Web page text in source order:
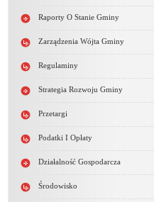
Raporty O Stanie Gminy
Zarządzenia Wójta Gminy
Regulaminy
Strategia Rozwoju Gminy
Przetargi
Podatki I Opłaty
Działalność Gospodarcza
Środowisko